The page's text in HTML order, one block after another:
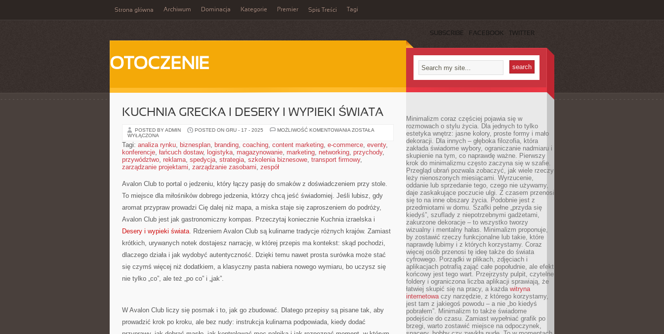
Strona główna Archiwum Dominacja Kategorie Premier Spis Treści Tagi
SUBSCRIBE FACEBOOK TWITTER
OTOCZENIE
KUCHNIA GRECKA I DESERY I WYPIEKI ŚWIATA
POSTED BY ADMIN POSTED ON GRU - 17 - 2025 MOŻLIWOŚĆ KOMENTOWANIA KUCHNIA
DESERY
WYPIEKI
ŚWIATA
ZOSTAŁA
WYŁĄCZONA
Tagi: analiza rynku, biznesplan, branding, coaching, content marketing, e-commerce, eventy,
konferencje, łańcuch dostaw, logistyka, magazynowanie, marketing, networking, przychody,
przywództwo, reklama, spedycja, strategia, szkolenia biznesowe, transport firmowy,
zarządzanie projektami, zarządzanie zasobami, zespół
Avalon Club to portal o jedzeniu, który łączy pasję do smaków z doświadczeniem przy stole.
To miejsce dla miłośników dobrego jedzenia, którzy chcą jeść świadomiej. Jeśli lubisz, gdy
aromat przypraw prowadzi Cię dalej niż mapa, a miska staje się zaproszeniem do podróży,
Avalon Club jest jak gastronomiczny kompas. Przeczytaj koniecznie Kuchnia izraelska i
Desery i wypieki świata. Rdzeniem Avalon Club są kulinarne tradycje różnych krajów. Zamiast
krótkich, urywanych notek dostajesz narrację, w której przepis ma kontekst: skąd pochodzi,
dlaczego działa i jak wydobyć autentyczność. Dzięki temu nawet prosta surówka może stać
się czymś więcej niż dodatkiem, a klasyczny pasta nabiera nowego wymiaru, bo uczysz się
nie tylko „co”, ale też „po co” i „jak”.
W Avalon Club liczy się posmak i to, jak go zbudować. Dlatego przepisy są pisane tak, aby
prowadzić krok po kroku, ale bez nudy: instrukcja kulinarna podpowiada, kiedy dodać
Minimalizm coraz częściej pojawia się w
rozmowach o stylu życia. Dla jednych to tylko
estetyka wnętrz: jasne kolory, proste formy i mało
dekoracji. Dla innych – głęboka filozofia, która
zakłada świadome wybory, ograniczanie nadmiaru i
skupienie na tym, co naprawdę ważne. Pierwszy
krok do minimalizmu często zaczyna się w szafie.
Przegląd ubrań pozwala zobaczyć, jak wiele rzeczy
leży nienoszonych miesiącami. Wyrzucenie,
oddanie lub sprzedanie tego, czego nie używamy,
daje zaskakujące poczucie ulgi. Z czasem przenosi
się to na inne obszary życia. Podobnie jest z
przedmiotami w domu. Szafki pełne „przyda się
kiedyś”, szuflady z niepotrzebnymi gadżetami,
zakurzone dekoracje – to wszystko tworzy
wizualny i mentalny hałas. Minimalizm proponuje,
by zostawić rzeczy funkcjonalne lub takie, które
naprawdę lubimy i z których korzystamy. Coraz
więcej osób przenosi tę ideę także do świata
cyfrowego. Porządki w plikach, zdjęciach i
aplikacjach potrafią zająć całe popołudnie, ale efekt
końcowy jest tego wart. Przejrzysty pulpit, czytelne
foldery i ograniczona liczba aplikacji sprawiają, że
łatwiej skupić się na pracy, a każda witryna
internetowaczy narzędzie, z którego korzystamy,
jest tam z jakiegoś powodu – a nie „bo kiedyś
pobrałem”. Minimalizm to także świadome
podejście do czasu. Zamiast wypełniać grafik po
brzegi, warto zostawić miejsce na odpoczynek,